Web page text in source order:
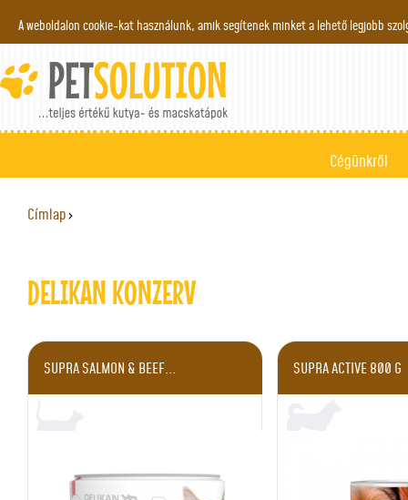
A weboldalon cookie-kat használunk, amik segítenek minket a lehető legjobb
Cégünkről
JELENLEGI HELY
Címlap›
DELIKAN KONZERV
SUPRA SALMON & BEEF... SUPRA ACTIVE 800 G